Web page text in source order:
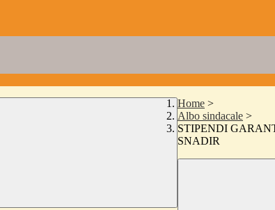
Home >
Albo sindacale >
STIPENDI
SNADIR